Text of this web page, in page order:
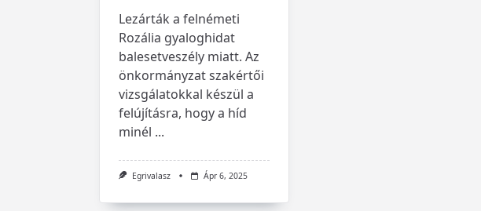
Lezárták a felnémeti
Rozália gyaloghidat
balesetveszély miatt. Az
önkormányzat szakértői
vizsgálatokkal készül a
felújításra, hogy a híd
minél ...
Egrivalasz Ápr 6, 2025